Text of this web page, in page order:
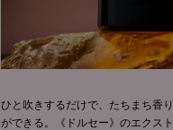
ひと吹きするだけで、たちまち香
ができる。《ドルセー》のエクス